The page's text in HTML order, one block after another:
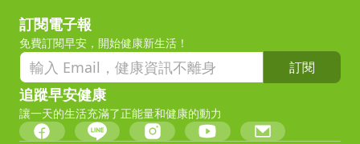
訂閱電子報
免費訂閱早安，開始健康新生活！
訂閱
追蹤早安健康
讓一天的生活充滿了正能量和健康的動力